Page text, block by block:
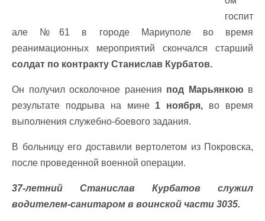
госпит
але №61 в городе Мариуполе во время
реанимационных мероприятий скончался старший
солдат по контракту Станислав Курбатов.
Он получил осколочное ранения под Марьянкою в
результате подрыва на мине 1 ноября, во время
выполнения служебно-боевого задания.
В больницу его доставили вертолетом из Покровска,
после проведенной военной операции.
37-летний Станислав Курбатов служил
водителем-санитаром в воинской части 3035.